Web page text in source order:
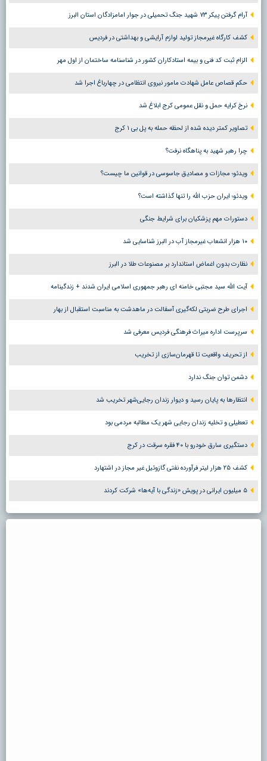
آرام گرفتن پیکر ۷۳ شهید جنگ تحمیلی در جوار امامزادگان استان البرز
کشف کارگاه غیرمجاز تولید لوازم آرایشی و بهداشتی در فردیس
الزام ثبت کد فنی و بیمه استادکاران کشور در شناسنامه ساختمان از اول مهر
حکم قصاص عامل شهادت مامور نیروی انتظامی در چهارباغ اجرا شد
نرخ کرایه حمل و نقل عمومی کرج ابلاغ شد
تصاویر کمتر دیده شده از لحظه حمله به پل بی ۱ کرج
چرا رهبر شهید به پناهگاه نرفت؟
ویدئو؛ مجازات و مصادیق جاسوسی در قوانین ما چیست؟
ویدئو؛ ایران حزب الله را تنها گذاشته است؟
دستورات مهم پزشکیان برای شرایط جنگی
۱۰ هزار انشعاب غیرمجاز آب در البرز شناسایی شد
نظارت بدون اغماض استاندارد بر مصنوعات طلا در البرز
آیت الله سید مجتبی خامنه ای رهبر جمهوری اسلامی ایران شدند + زندگینامه
اجرای طرح ضربتی لکه‌گیری آسفالت در ماهدشت به مناسبت استقبال از بهار
سرپرست اداره میراث فرهنگی فردیس معرفی شد
از تحریف واقعیت تا قهرمان‌سازی از تخریب
دشمن توان جنگ ندارد
انتظارها به پایان رسید و دیوار زندان رجایی‌شهر تخریب شد
تعطیلی و تخلیه زندان رجایی شهر یک مطالبه مردمی بود
دستگیری سارق خودرو با ۴۰ فقره سرقت در کرج
کشف ۲۵ هزار لیتر فرآورده نفتی گازوئیل غیر مجاز در اشتهارد
۵ میلیون ایرانی در پویش «زندگی با آیه‌ها» شرکت کردند